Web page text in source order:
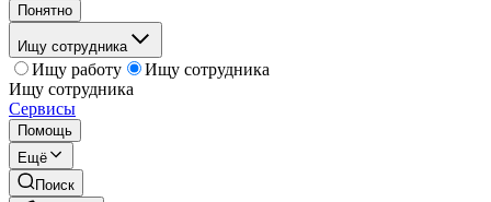
Понятно
Ищу сотрудника
Ищу работу
Ищу сотрудника
Ищу сотрудника
Сервисы
Помощь
Ещё
Поиск